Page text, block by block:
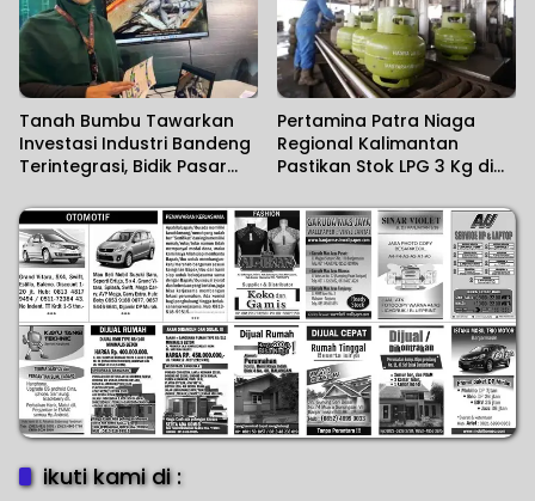
Tanah Bumbu Tawarkan
Investasi Industri Bandeng
Terintegrasi, Bidik Pasar
Pertamina Patra Niaga
Regional Kalimantan
Pastikan Stok LPG 3 Kg di
ikuti kami di :